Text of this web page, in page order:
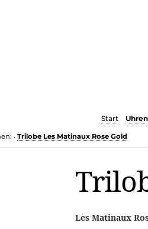
Start
• Trilobe Les Matinaux Rose Gold
Les Matinaux